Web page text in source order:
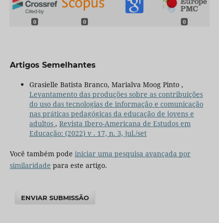
0 0 0
Artigos Semelhantes
Grasielle Batista Branco, Marialva Moog Pinto ,
Levantamento das produções sobre as contribuições
do uso das tecnologias de informação e comunicação
nas práticas pedagógicas da educação de jovens e
adultos , Revista Ibero-Americana de Estudos em
Educação: (2022) v . 17, n. 3, jul./set
Você também pode iniciar uma pesquisa avançada por
similaridade para este artigo.
ENVIAR SUBMISSÃO